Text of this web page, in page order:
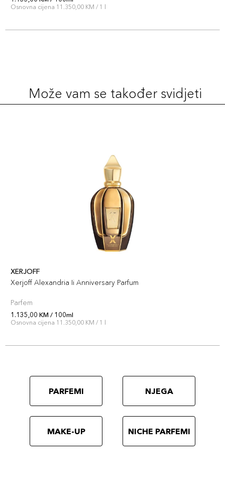
Osnovna cijena 11.350,00 KM / 1 l
Može vam se također svidjeti
XERJOFF
Xerjoff Alexandria Ii Anniversary Parfum
Parfem
1.135,00 KM / 100ml
Osnovna cijena 11.350,00 KM / 1 l
PARFEMI NJEGA
MAKE-UP NICHE PARFEMI